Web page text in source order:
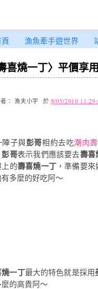
漁魚牽手遊世界
喜燒一丁〉平價享
者：漁夫小宇 於 9/05/2010
陣子與彭哥相約去吃潮肉
彭哥表示我們應該要去壽喜
上的壽喜燒一丁 ，準備要
有多麼的好吃阿～
燒一丁最大的特色就是採用
麼的高貴阿～